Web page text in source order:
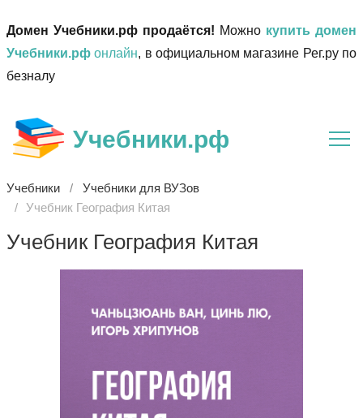
Домен Учебники.рф продаётся! Можно купить домен
Учебники.рф онлайн, в официальном магазине Рег.ру по
безналу
Учебники.рф
Учебники
Учебники для ВУЗов
Учебник География Китая
Учебник География Китая